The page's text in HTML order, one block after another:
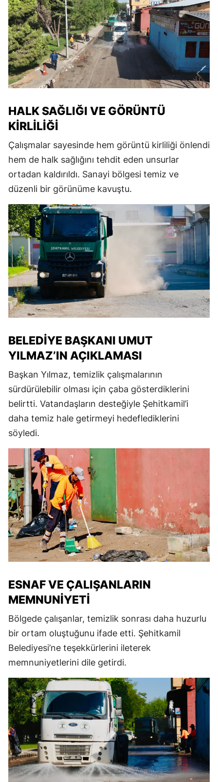
HALK SAĞLIĞI VE GÖRÜNTÜ
KIRLILIĞI
Çalışmalar sayesinde hem görüntü kirliliği önlendi
hem de halk sağlığını tehdit eden unsurlar
ortadan kaldırıldı. Sanayi bölgesi temiz ve
düzenli bir görünüme kavuştu.
BELEDIYE BAŞKANI UMUT
YILMAZ’IN AÇIKLAMASI
Başkan Yılmaz, temizlik çalışmalarının
sürdürülebilir olması için çaba gösterdiklerini
belirtti. Vatandaşların desteğiyle Şehitkamil’i
daha temiz hale getirmeyi hedeflediklerini
söyledi.
ESNAF VE ÇALIŞANLARIN
MEMNUNIYETI
Bölgede çalışanlar, temizlik sonrası daha huzurlu
bir ortam oluştuğunu ifade etti. Şehitkamil
Belediyesi’ne teşekkürlerini ileterek
memnuniyetlerini dile getirdi.